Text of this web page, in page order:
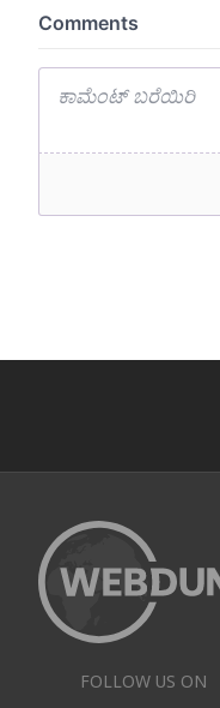
FOLLOW US ON